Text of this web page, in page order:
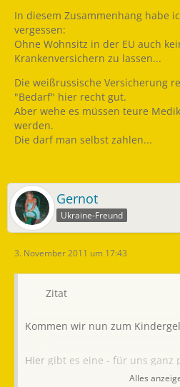
In diesem Zusammenhang habe
vergessen:
Ohne Wohnsitz in der EU auch
Krankenversichern zu lassen...
Die weißrussische Versicherung
"Bedarf" hier recht gut.
Aber wehe es müssen teure
werden.
Die darf man selbst zahlen...
Gernot
Ukraine-Freund
3. November 2011 um 17:43
Zitat
Kommen wir nun zum
Hier gibt es eine - für uns ganz
Alles